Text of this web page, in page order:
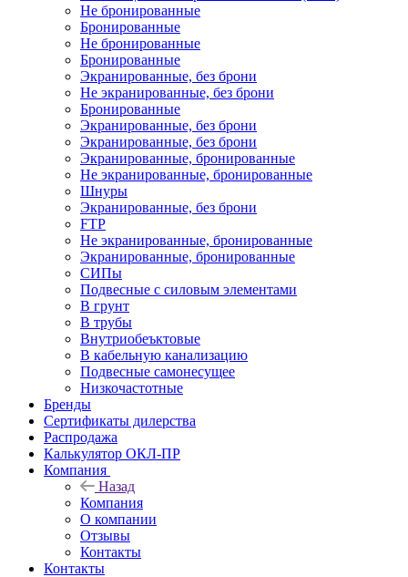
Не бронированные
Бронированные
Не бронированные
Бронированные
Экранированные, без брони
Не экранированные, без брони
Бронированные
Экранированные, без брони
Экранированные, без брони
Экранированные, бронированные
Не экранированные, бронированные
Шнуры
Экранированные, без брони
FTP
Не экранированные, бронированные
Экранированные, бронированные
СИПы
Подвесные с силовым элементами
В грунт
В трубы
Внутриобеъктовые
В кабельную канализацию
Подвесные самонесущее
Низкочастотные
Бренды
Сертификаты дилерства
Распродажа
Калькулятор ОКЛ-ПР
Компания
Назад
Компания
О компании
Отзывы
Контакты
Контакты